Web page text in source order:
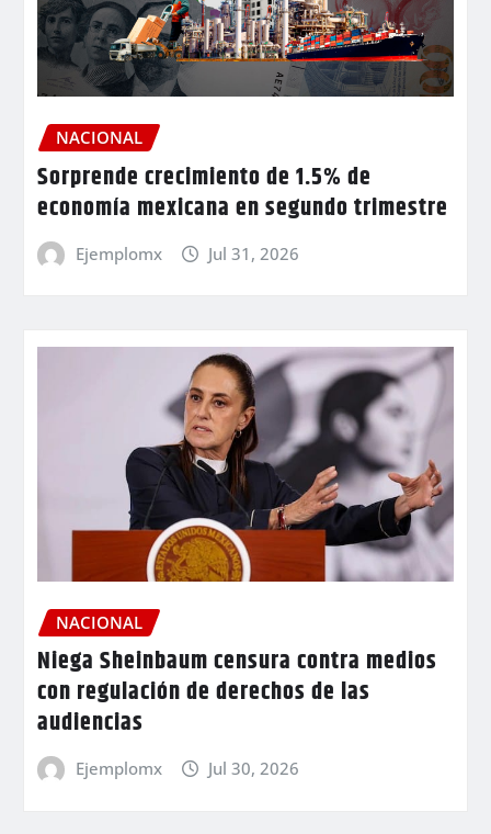
NACIONAL
Sorprende crecimiento de 1.5% de
economía mexicana en segundo trimestre
Ejemplomx Jul 31, 2026
NACIONAL
Niega Sheinbaum censura contra medios
con regulación de derechos de las
audiencias
Ejemplomx Jul 30, 2026